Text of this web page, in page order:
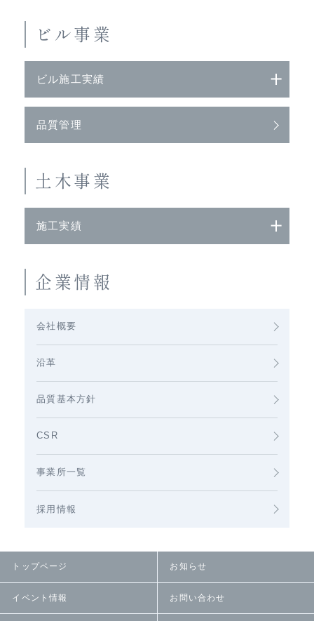
ビル事業
ビル施工実績
品質管理
土木事業
施工実績
企業情報
会社概要
沿革
品質基本方針
CSR
事業所一覧
採用情報
トップページ お知らせ
イベント情報 お問い合わせ